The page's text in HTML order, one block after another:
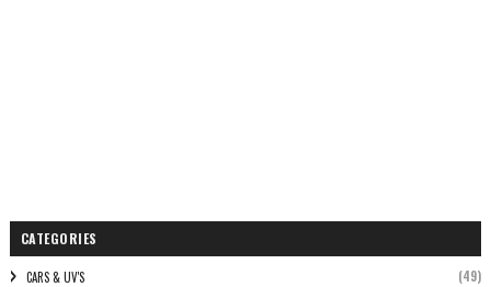
CATEGORIES
CARS & UV'S (49)